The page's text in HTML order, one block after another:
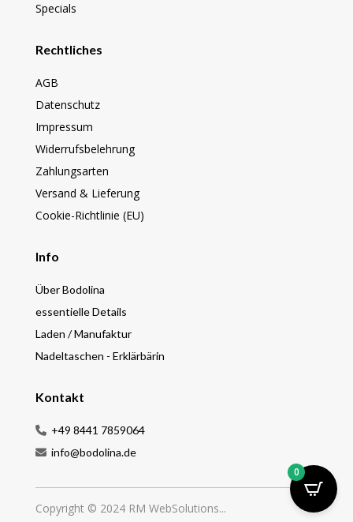
Specials
Rechtliches
AGB
Datenschutz
Impressum
Widerrufsbelehrung
Zahlungsarten
Versand & Lieferung
Cookie-Richtlinie (EU)
Info
Über Bodolina
essentielle Details
Laden / Manufaktur
Nadeltaschen - Erklärbärin
Kontakt
+49 8441 7859064
info@bodolina.de
Copyright © 2024 RM WebSolutions...
0